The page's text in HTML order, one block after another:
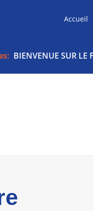
Accueil
BIENVENUE SUR LE